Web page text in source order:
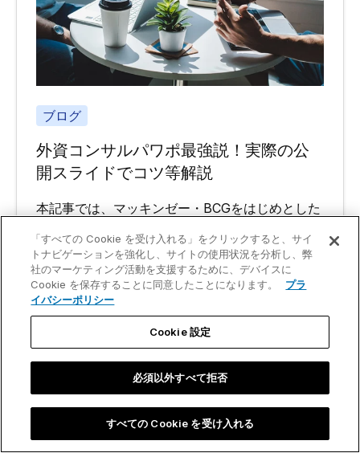
ブログ
外資コンサルパワポ最強説！実際の公
開スライドでコツ等解説
本記事では、マッキンゼー・BCGをはじめとした
令和3年以降の最新公開スライドを例に、資料づ
くりのプロの技術を徹底解説します。外資コンサ
ルが意識している実際の時短術まで紹介しますの
で、資料作りの参考にぜひご覧ください。
もっと読む
「すべての Cookie を受け入れる」をクリックすると、サイ
トナビゲーションを強化し、サイトの使用状況を分析し、弊
社のマーケティング活動を支援するために、デバイスに
Cookie を保存することに同意したことになります。
プラ
イバシーポリシー
Cookie 設定
必須以外すべて拒否
すべての Cookie を受け入れる